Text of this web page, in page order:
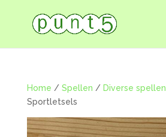
Home / Spellen / Diverse spellen
Sportletsels